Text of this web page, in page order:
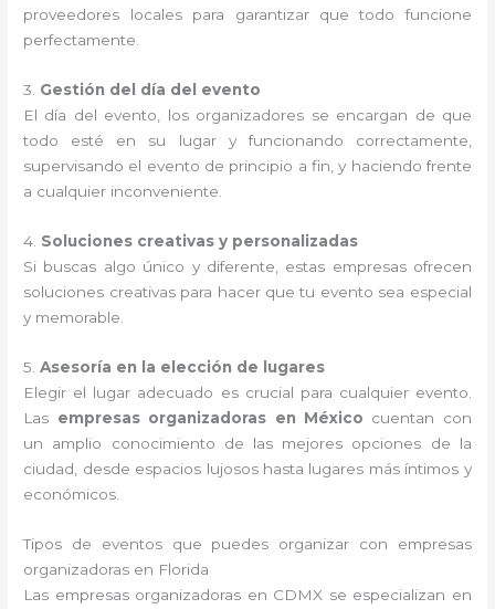
proveedores locales para garantizar que todo funcione
perfectamente.
3. Gestión del día del evento
El día del evento, los organizadores se encargan de que
todo esté en su lugar y funcionando correctamente,
supervisando el evento de principio a fin, y haciendo frente
a cualquier inconveniente.
4. Soluciones creativas y personalizadas
Si buscas algo único y diferente, estas empresas ofrecen
soluciones creativas para hacer que tu evento sea especial
y memorable.
5.Asesoría en la elección de lugares
Elegir el lugar adecuado es crucial para cualquier evento.
Las empresas organizadoras en México cuentan con
un amplio conocimiento de las mejores opciones de la
ciudad, desde espacios lujosos hasta lugares más íntimos y
económicos.
Tipos de eventos que puedes organizar con empresas
organizadoras en Florida
Las empresas organizadoras en CDMX se especializan en